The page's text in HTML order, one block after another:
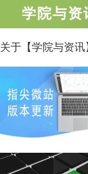
学院与资
关于【学院与资讯